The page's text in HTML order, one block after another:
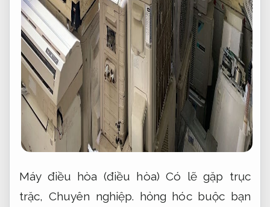
Máy điều hòa (điều hòa) Có lẽ gặp trục
trặc, Chuyên nghiệp. hỏng hóc buộc bạn